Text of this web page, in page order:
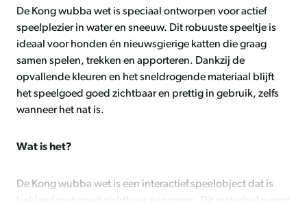
De Kong wubba wet is speciaal ontworpen voor actief
speelplezier in water en sneeuw. Dit robuuste speeltje is
ideaal voor honden én nieuwsgierige katten die graag
samen spelen, trekken en apporteren. Dankzij de
opvallende kleuren en het sneldrogende materiaal blijft
het speelgoed goed zichtbaar en prettig in gebruik, zelfs
wanneer het nat is.
Wat is het?
De Kong wubba wet is een interactief speelobject dat is
bekleed met goed zichtbaar neopreen. Dit materiaal neemt